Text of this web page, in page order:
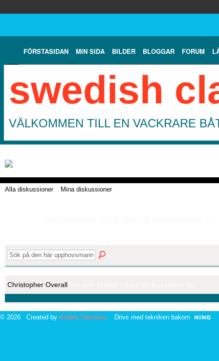
FÖRSTASIDAN MIN SIDA BILDER BLOGGAR FORUM
swedish
VÄLKOMMEN TILL EN VACKRARE
Alla diskussioner Mina diskussioner
Christopher Overall
© 2026 Created by Anders Værnéus . Drivs med tekniken bakom